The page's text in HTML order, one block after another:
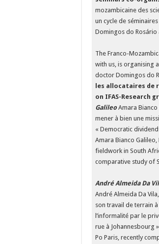
mozambicaine des
un cycle de
Domingos do Rosário
The Franco-
with us, is organising
doctor Domingos do
les allocataires de
on IFAS-Research
GalileoAmara
mener à bien une
« Democratic
Amara Bianco
fieldwork in South
comparative study of
André Almeida Da
André Almeida Da
son travail de terrain
l’informalité par le
rue à Johannesbourg
Po Paris, recently